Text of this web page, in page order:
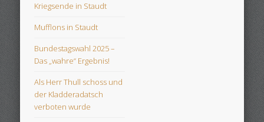
Kriegsende in Staudt
Mufflons in Staudt
Bundestagswahl 2025 –
Das „wahre“ Ergebnis!
Als Herr Thull schoss und
der Kladderadatsch
verboten wurde